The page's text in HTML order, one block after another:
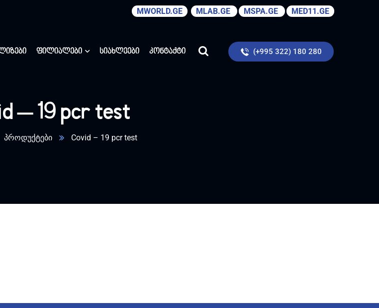
MWORLD.GE MLAB.GE MSPA.GE MED11.GE
ფილიალები სიახლეები კონტაქტი (+995 322) 180 280
– 19 pcr test
პროდუქტები Covid – 19 pcr test